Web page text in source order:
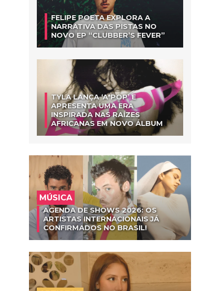
FELIPE POETA EXPLORA A
NARRATIVA DAS PISTAS NO
NOVO EP “CLUBBER’S FEVER”
TYLA LANÇA ‘A*POP’ E
APRESENTA UMA ERA
INSPIRADA NAS RAÍZES
AFRICANAS EM NOVO ÁLBUM
MÚSICA
AGENDA DE SHOWS 2026: OS
ARTISTAS INTERNACIONAIS JÁ
CONFIRMADOS NO BRASIL!